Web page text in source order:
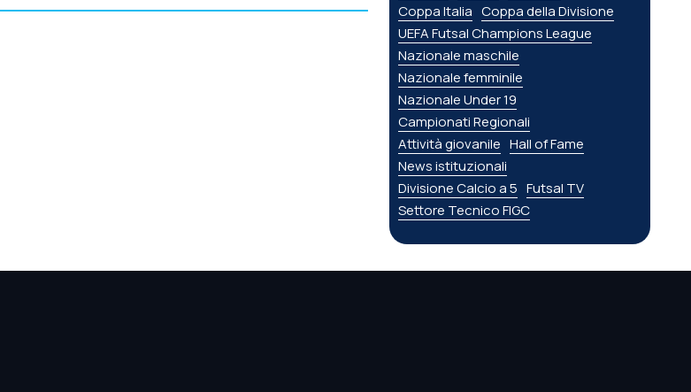
Coppa Italia Coppa della Divisione
UEFA Futsal Champions League
Nazionale maschile
Nazionale femminile
Nazionale Under 19
Campionati Regionali
Attività giovanile Hall of Fame
News istituzionali
Divisione Calcio a 5 Futsal TV
Settore Tecnico FIGC